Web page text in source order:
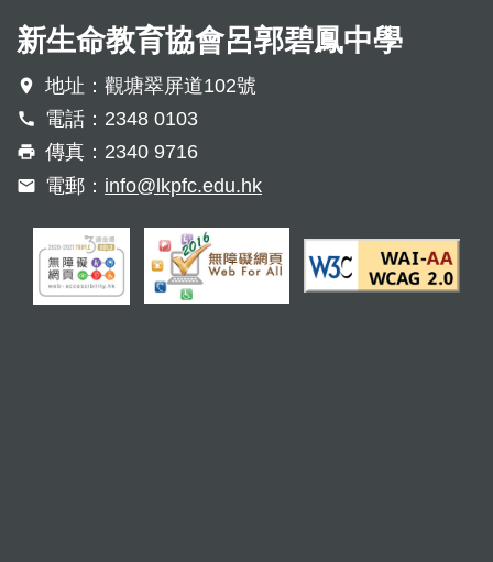
新生命教育協會呂郭碧鳳中學
地址：觀塘翠屏道102號
電話：2348 0103
傳真：2340 9716
電郵： info@lkpfc.edu.hk